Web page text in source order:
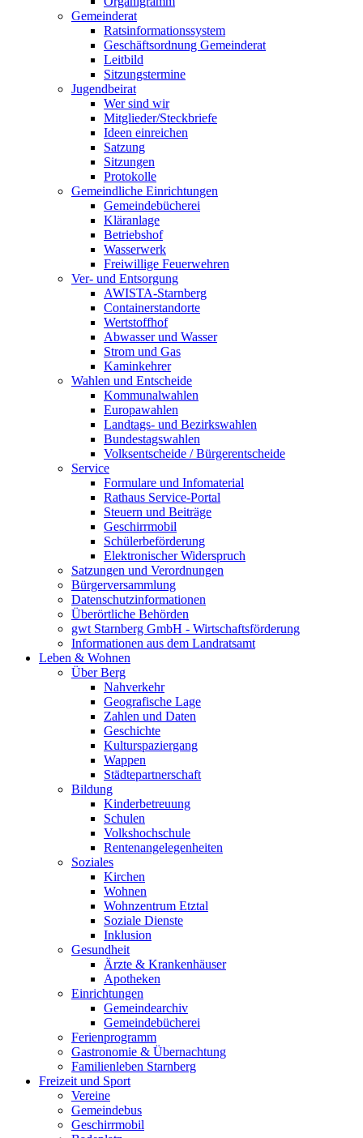
Gemeinderat
Ratsinformationssystem
Geschäftsordnung Gemeinderat
Leitbild
Sitzungstermine
Jugendbeirat
Wer sind wir
Mitglieder/Steckbriefe
Ideen einreichen
Satzung
Sitzungen
Protokolle
Gemeindliche Einrichtungen
Gemeindebücherei
Kläranlage
Betriebshof
Wasserwerk
Freiwillige Feuerwehren
Ver- und Entsorgung
AWISTA-Starnberg
Containerstandorte
Wertstoffhof
Abwasser und Wasser
Strom und Gas
Kaminkehrer
Wahlen und Entscheide
Kommunalwahlen
Europawahlen
Landtags- und Bezirkswahlen
Bundestagswahlen
Volksentscheide / Bürgerentscheide
Service
Formulare und Infomaterial
Rathaus Service-Portal
Steuern und Beiträge
Geschirrmobil
Schülerbeförderung
Elektronischer Widerspruch
Satzungen und Verordnungen
Bürgerversammlung
Datenschutzinformationen
Überörtliche Behörden
gwt Starnberg GmbH - Wirtschaftsförderung
Informationen aus dem Landratsamt
Leben & Wohnen
Über Berg
Nahverkehr
Geografische Lage
Zahlen und Daten
Geschichte
Kulturspaziergang
Wappen
Städtepartnerschaft
Bildung
Kinderbetreuung
Schulen
Volkshochschule
Rentenangelegenheiten
Soziales
Kirchen
Wohnen
Wohnzentrum Etztal
Soziale Dienste
Inklusion
Gesundheit
Ärzte & Krankenhäuser
Apotheken
Einrichtungen
Gemeindearchiv
Gemeindebücherei
Ferienprogramm
Gastronomie & Übernachtung
Familienleben Starnberg
Freizeit und Sport
Vereine
Gemeindebus
Geschirrmobil